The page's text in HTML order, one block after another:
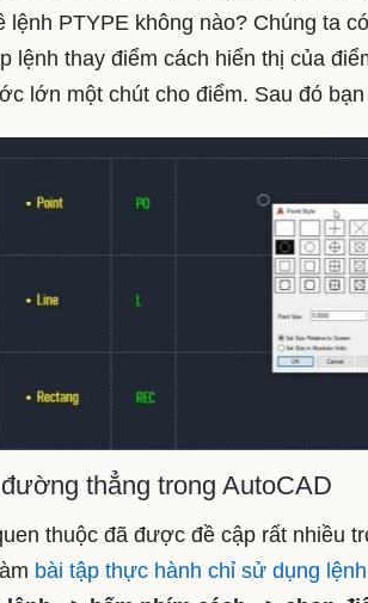
lệnh PTYPE không nào? Chúng ta
lệnh thay điểm cách hiển thị của
lớn một chút cho điểm. Sau đó
thẳng trong AutoCAD
thuộc đã được đề cập rất nhiều
bài tập thực hành chỉ sử dụng